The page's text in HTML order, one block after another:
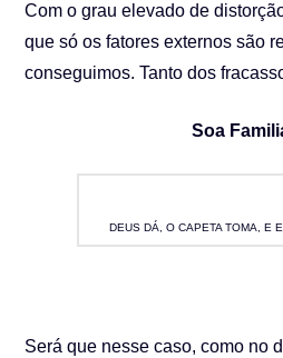
Com o grau elevado de
que só os fatores externos são
conseguimos. Tanto dos
Soa
DEUS DÁ, O CAPETA TOMA, E
Será que nesse caso, como no